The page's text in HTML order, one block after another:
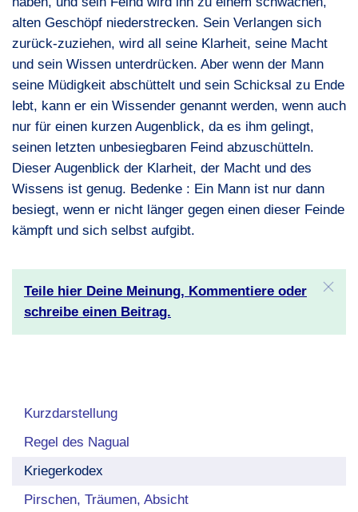
alten Geschöpf niederstrecken. Sein Verlangen sich
zurück-zuziehen, wird all seine Klarheit, seine Macht
und sein Wissen unterdrücken. Aber wenn der Mann
seine Müdigkeit abschüttelt und sein Schicksal zu Ende
lebt, kann er ein Wissender genannt werden, wenn auch
nur für einen kurzen Augenblick, da es ihm gelingt,
seinen letzten unbesiegbaren Feind abzuschütteln.
Dieser Augenblick der Klarheit, der Macht und des
Wissens ist genug. Bedenke : Ein Mann ist nur dann
besiegt, wenn er nicht länger gegen einen dieser Feinde
kämpft und sich selbst aufgibt.
Teile hier Deine Meinung, Kommentiere oder
schreibe einen Beitrag.
Kurzdarstellung
Regel des Nagual
Kriegerkodex
Pirschen, Träumen, Absicht